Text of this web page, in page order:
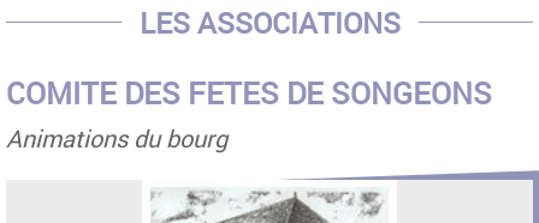
LES ASSOCIATIONS
COMITE DES FETES DE SONGEONS
Animations du bourg